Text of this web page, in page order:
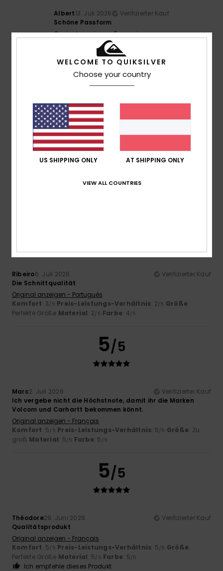
Albert13. Juli 2026
Verifizierter Kauf
Schöne Passform
Original anzeigen - Français
: Perfekte Größe
Ich empfehle dieses Produkt
5/5
Nagasa12. Juli 2026
Ich hatte bereits gute Erfahrungen mit Ihrem Produkt
gemacht, als ich in Skandinavien lebte. Deshalb bin ich
davon begeistert.
Farbe: 5/5
Ribeiro6. Juli 2026
Verifizierter Kauf
Die Schnittqualität
Original anzeigen - Português
Komfort: 3/5 Preis-Leistungs-Verhältnis: 2/5 Größe:
Perfekte Größe Material: 2/5 Farbe: 4/5
5/5
Marc2. Juli 2026
Verifizierter Kauf
Ich vergebe nicht die Höchstnote, damit ihr die Marken
Volcom und Carhartt bekommen könnt.
Original anzeigen - Français
Komfort: 5/5 Preis-Leistungs-Verhältnis: 5/5 Größe: Zu
groß Material: 5/5 Farbe: 5 /5
5/5
Théodore29. Juni 2026
Verifizierter Kauf
Qualitätsprodukt
Original anzeigen - Français
Komfort: 5/5 Preis-Leistungs-Verhältnis: 5/5 Größe:
Perfekte Größe Material: 5/5 Farbe: 5/5
Ich empfehle dieses Produkt
WELCOME TO QUIKSILVER
Choose your country
US SHIPPING ONLY AT SHIPPING ONLY
VIEW ALL COUNTRIES